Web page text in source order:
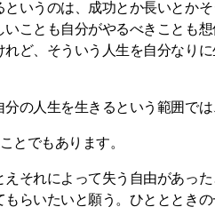
というのは、成功とか長いとか
ことも自分がやるべきことも
れど、そういう人生を自分なり
の人生を生きるという範囲で
とでもあります。
それによって失う自由があっ
らいたいと願う。ひとととき